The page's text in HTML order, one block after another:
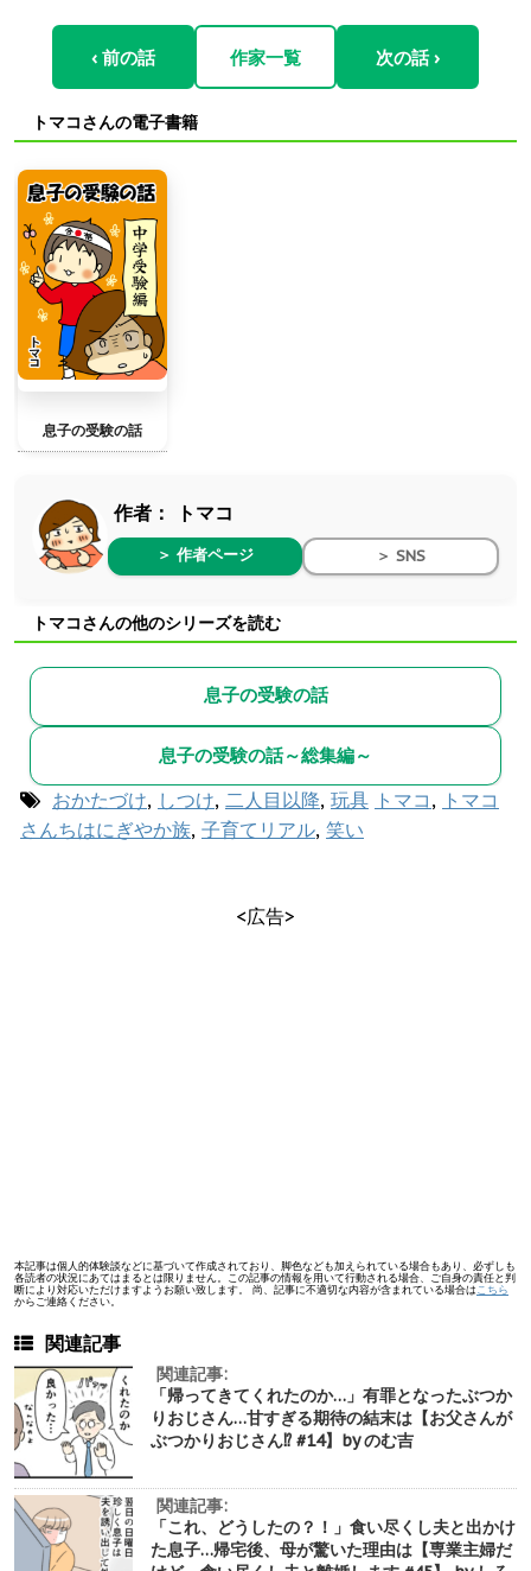
‹ 前の話 作家一覧 次の話 ›
トマコさんの電子書籍
息子の受験の話
作者： トマコ
＞ 作者ページ ＞ SNS
トマコさんの他のシリーズを読む
息子の受験の話
息子の受験の話～総集編～
おかたづけ, しつけ, 二人目以降, 玩具 トマコ , トマコ
さんちはにぎやか族, 子育てリアル, 笑い
<広告>
本記事は個人的体験談などに基づいて作成されており、脚色なども加えられている場合もあり、必ずしも
各読者の状況にあてはまるとは限りません。この記事の情報を用いて行動される場合、ご自身の責任と判
断により対応いただけますようお願い致します。 尚、記事に不適切な内容が含まれている場合はこちら
からご連絡ください。
関連記事
関連記事:
「帰ってきてくれたのか…」有罪となったぶつか
りおじさん…甘すぎる期待の結末は【お父さんが
ぶつかりおじさん⁉︎ #14】by のむ吉
関連記事:
「これ、どうしたの？！」食い尽くし夫と出かけ
た息子…帰宅後、母が驚いた理由は【専業主婦だ